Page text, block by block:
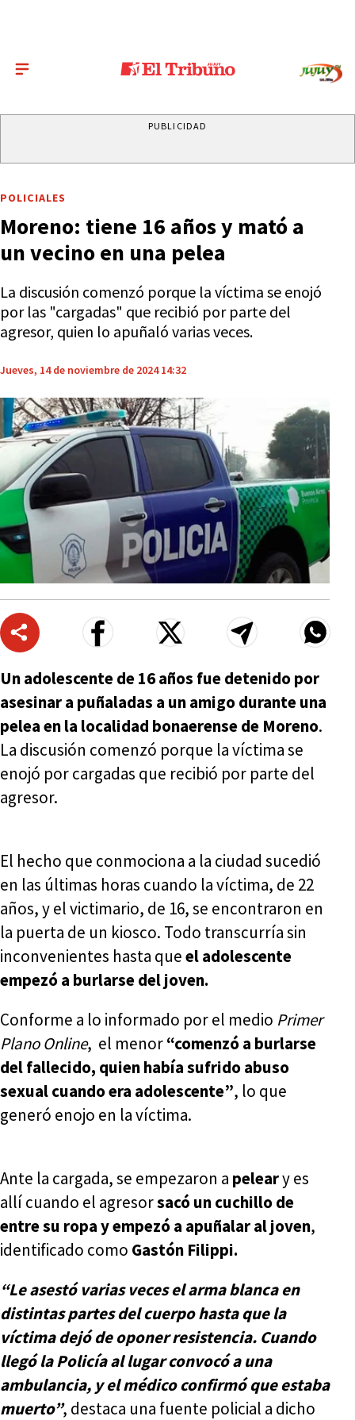
PUBLICIDAD
POLICIALES
Moreno: tiene 16 años y mató a
un vecino en una pelea
La discusión comenzó porque la víctima se enojó
por las "cargadas" que recibió por parte del
agresor, quien lo apuñaló varias veces.
Jueves, 14 de noviembre de 2024 14:32
Un adolescente de 16 años fue detenido por
asesinar a puñaladas a un amigo durante una
pelea en la localidad bonaerense de Moreno.
La discusión comenzó porque la víctima se
enojó por cargadas que recibió por parte del
agresor.
El hecho que conmociona a la ciudad sucedió
en las últimas horas cuando la víctima, de 22
años, y el victimario, de 16, se encontraron en
la puerta de un kiosco. Todo transcurría sin
inconvenientes hasta queel adolescente
empezó a burlarse del joven.
Conforme a lo informado por el medio Primer
Plano Online, el menor“comenzó a burlarse
del fallecido, quien había sufrido abuso
sexual cuando era adolescente”, lo que
generó enojo en la víctima.
Ante la cargada, se empezaron a peleary es
allí cuando el agresorsacó un cuchillo de
entre su ropay empezó a apuñalar al joven,
identificado como Gastón Filippi.
“Le asestó varias veces el arma blanca en
distintas partes del cuerpo hasta que la
víctima dejó de oponer resistencia. Cuando
llegó la Policía al lugar convocó a una
ambulancia, y el médico confirmó que estaba
muerto”, destaca una fuente policial a dicho